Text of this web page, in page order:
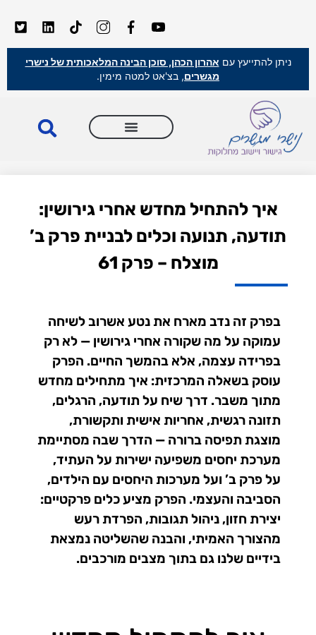
ניתן להתייעץ עם אהרון הכהן, סוכן הבינה המלאכותית של נישרי
מגשרים, בצ'אט למטה מימין.
איך להתחיל מחדש אחרי גירושין:
תודעה, תנועה וכלים לבניית פרק ב’
מוצלח – פרק 61
בפרק זה נדב מארח את נטע אשרוב לשיחה
עמוקה על מה שקורה אחרי גירושין — לא רק
בפרידה עצמה, אלא בהמשך החיים. הפרק
עוסק בשאלה המרכזית: איך מתחילים מחדש
מתוך משבר. דרך שיח על תודעה, הרגלים,
תזונה רגשית, אחריות אישית ותקשורת,
מוצגת תפיסה ברורה — הדרך שבה מסתיימת
מערכת יחסים משפיעה ישירות על העתיד,
על פרק ב’ ועל מערכות היחסים עם הילדים,
הסביבה והעצמי. הפרק מציע כלים פרקטיים:
יצירת חזון, ניהול תגובות, הפרדת רעש
מהצורך האמיתי, והבנה שהשליטה נמצאת
בידיים שלנו גם בתוך מצבים מורכבים.